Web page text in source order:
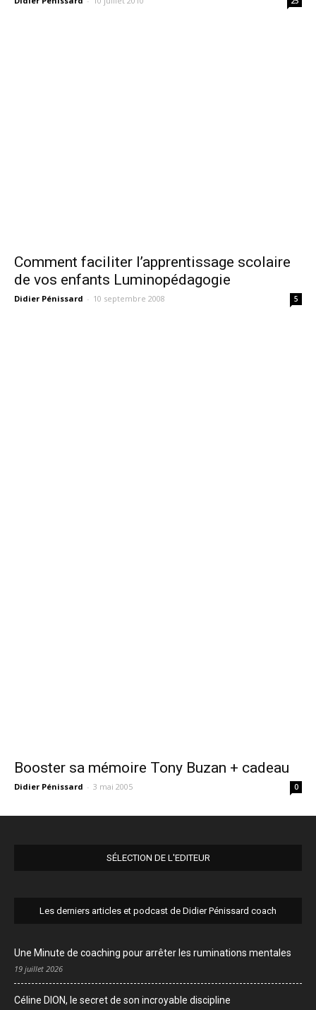
Comment faciliter l’apprentissage scolaire
de vos enfants Luminopédagogie
Didier Pénissard - 10 septembre 2008 5
Booster sa mémoire Tony Buzan + cadeau
Didier Pénissard - 3 mai 2005 0
SÉLECTION DE L'EDITEUR
Les derniers articles et podcast de Didier Pénissard coach
Une Minute de coaching pour arrêter les ruminations mentales
19 juillet 2026
Céline DION, le secret de son incroyable discipline